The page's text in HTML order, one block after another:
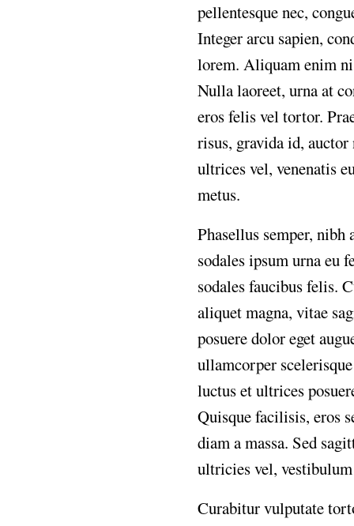
pellentesquenec,
Integerarcu sapien,
lorem. Aliquamenim
Nullalaoreet, urnaat
erosfelisveltortor.
risus, gravidaid, auctor
ultricesvel, venenatis
metus.
Phasellus semper, nibh
sodalesipsumurnaeu
sodalesfaucibusfelis.
aliquetmagna, vitae
posueredoloreget
ullamcorper scelerisque
luctusetultrices
Quisquefacilisis, eros
diamamassa. Sed
ultriciesvel, vestibulum
Curabiturvulputate